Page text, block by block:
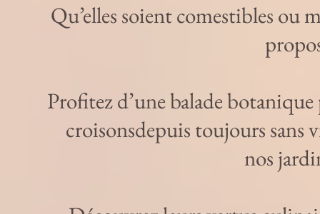
Qu’elles soient comestibles ou
Profitez d’une balade
croisonsdepuis toujours sans
nos